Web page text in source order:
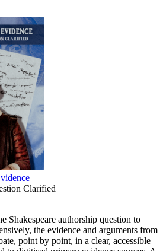
Clarified
Shakespeare authorship question to
the evidence and arguments from
point by point, in a clear, accessible